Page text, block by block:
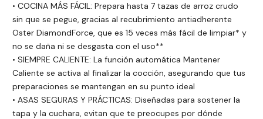
• COCINA MÁS FÁCIL: Prepara hasta 7 tazas de arroz crudo
sin que se pegue, gracias al recubrimiento antiadherente
Oster DiamondForce, que es 15 veces más fácil de limpiar* y
no se daña ni se desgasta con el uso**
• SIEMPRE CALIENTE: La función automática Mantener
Caliente se activa al finalizar la cocción, asegurando que tus
preparaciones se mantengan en su punto ideal
• ASAS SEGURAS Y PRÁCTICAS: Diseñadas para sostener la
tapa y la cuchara, evitan que te preocupes por dónde